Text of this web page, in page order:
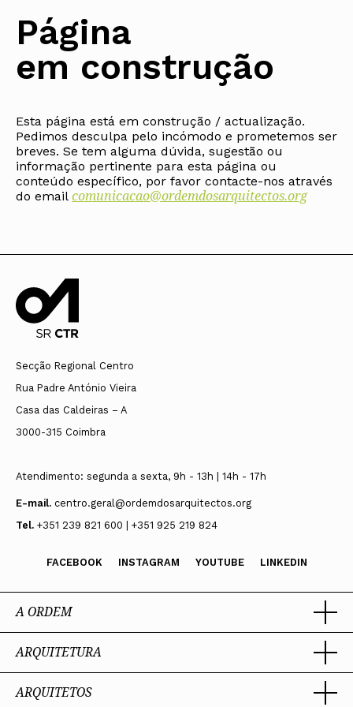
Nacional
Conselho Fiscal
Conselho Diretivo Regional
Conselho de Disciplina
Regional
Colégios
CAU
Glossário de
Arquitectura de
Autor
Protocolos
Institucionais
Protocolos Comerciais
SILUC
Apoio jurídico
Madeira
Açores
Notícias
Centro
Lisboa e Vale do Tejo
Alentejo
Algarve
Madeira
Açores
Página
em construção
Esta página está em construção / actualização.
Pedimos desculpa pelo incómodo e prometemos ser
breves. Se tem alguma dúvida, sugestão ou
informação pertinente para esta página ou
conteúdo específico, por favor contacte-nos através
do email comunicacao@ordemdosarquitectos.org
Secção Regional Centro
Rua Padre António Vieira
Casa das Caldeiras – A
3000-315 Coimbra
Atendimento: segunda a sexta, 9h - 13h | 14h - 17h
E-mail. centro.geral@ordemdosarquitectos.org
Tel. +351 239 821 600 | +351 925 219 824
FACEBOOK INSTAGRAM YOUTUBE LINKEDIN
A ORDEM
Ordem dos Arquitectos
Sobre a OA
Legado
ARQUITETURA
Trabalhar com Arquiteto
ARQUITETOS